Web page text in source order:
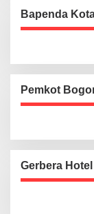
Bapenda
Pemkot
Gerbera